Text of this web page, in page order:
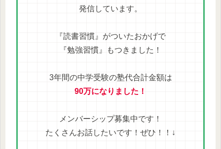
発信しています。
『読書習慣』がついたおかげで
『勉強習慣』もつきました！
3年間の中学受験の塾代合計金額は
90万になりました！
メンバーシップ募集中です！
たくさんお話したいです！ぜひ！！↓